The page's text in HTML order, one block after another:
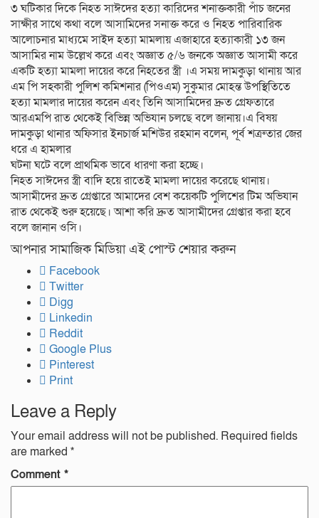
৩ ঘটিকার দিকে নিহত সাঈদের হত্যা কারিদের শনাক্তকারী পাঁচ জনের
সাক্ষীর সাথে কথা বলে আসামিদের সনাক্ত করে ও নিহত পারিবারিক
আলোচনার মাধ্যমে সাইদ হত্যা মামলায় এজাহারে হত্যাকারী ১৩ জন
আসামির নাম উল্লেখ করে এবং অজ্ঞাত ৫/৬ জনকে অজ্ঞাত আসামী করে
একটি হত্যা মামলা দায়ের করে নিহতের স্ত্রী ।এ সময় দামকুড়া থানায় আর
এম পি সহকারী পুলিশ কমিশনার (পিওএম) সুকুমার মোহন্ত উপস্থিতিতে
হত্যা মামলার দায়ের করেন এবং তিনি আসামিদের দ্রুত গ্রেফতারে
আরএমপি রাত থেকেই বিভিন্ন অভিযান চলছে বলে জানায়।এ বিষয়
দামকুড়া থানার অফিসার ইনচার্জ মশিউর রহমান বলেন, পূর্ব শত্রুতার জের
ধরে এ হামলার
ঘটনা ঘটে বলে প্রাথমিক ভাবে ধারণা করা হচ্ছে।
নিহত সাঈদের স্ত্রী বাদি হয়ে রাতেই মামলা দায়ের করেছে থানায়।
আসামীদের দ্রুত গ্রেপ্তারে আমাদের বেশ কয়েকটি পুলিশের টিম অভিযান
রাত থেকেই শুরু হয়েছে। আশা করি দ্রুত আসামীদের গ্রেপ্তার করা হবে
বলে জানান ওসি।
আপনার সামাজিক মিডিয়া এই পোস্ট শেয়ার করুন
Facebook
Twitter
Digg
Linkedin
Reddit
Google Plus
Pinterest
Print
Leave a Reply
Your email address will not be published. Required fields
are marked *
Comment *